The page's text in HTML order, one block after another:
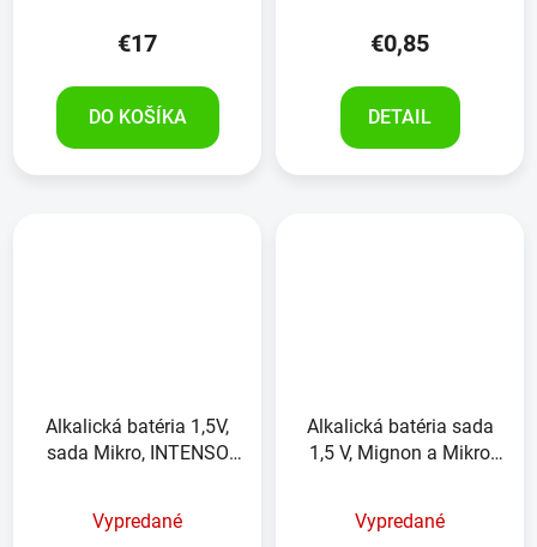
€17
DO KOŠÍKA
€0,85
DETAIL
Alkalická batéria 1,5V,
sada Mikro, INTENSO
Vypredané
Alkalická batéria sada
1,5 V, Mignon a Mikro
Vypredané